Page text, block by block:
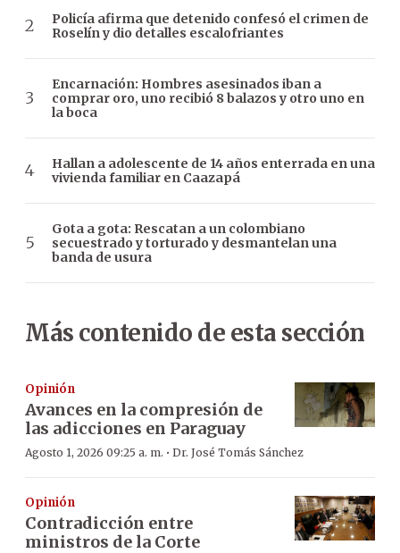
Policía afirma que detenido confesó el crimen de
Roselín y dio detalles escalofriantes
Encarnación: Hombres asesinados iban a
comprar oro, uno recibió 8 balazos y otro uno en
la boca
Hallan a adolescente de 14 años enterrada en una
vivienda familiar en Caazapá
Gota a gota: Rescatan a un colombiano
secuestrado y torturado y desmantelan una
banda de usura
Más contenido de esta sección
Opinión
Avances en la compresión de
las adicciones en Paraguay
Agosto 1, 2026 09:25 a. m. · Dr. José Tomás Sánchez
Opinión
Contradicción entre
ministros de la Corte